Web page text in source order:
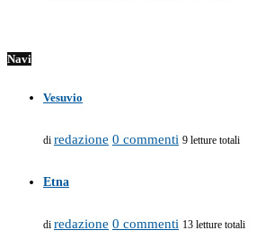
Navi
Vesuvio
di redazione 0 commenti 9 letture totali
Etna
di redazione 0 commenti 13 letture totali